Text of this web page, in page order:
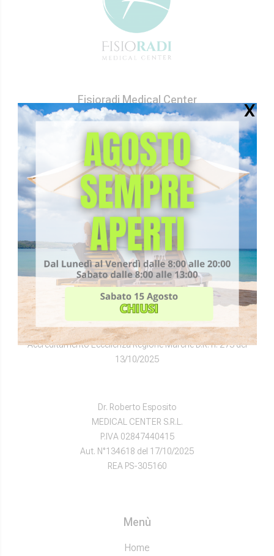
Fisioradi Medical Center
Via Lambro, 15
61121 – Pesaro (PU)
+39 0721 33958
segreteria@fisioradi.it
Fisioterapia Pesaro
Poliambulatorio Pesaro
Diagnostica Pesaro
DIRETTORI SANITARI
Dr. Vittorio Gemmellaro
FISIORADI S.R.L.
P.IVA 02090480415
Aut. N°134612 del 17/10/2025
REA PS-153457
Accreditamento Eccellenza Regione Marche D.R. n. 273 del
13/10/2025
Dr. Roberto Esposito
MEDICAL CENTER S.R.L.
P.IVA 02847440415
Aut. N°134618 del 17/10/2025
REA PS-305160
Menù
Home